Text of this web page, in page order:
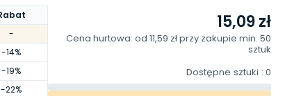
-
-14%
-19%
-22%
15,09 zł
Cena hurtowa: od 11,59 złprzy zakupie min. 50
sztuk
Dostępne sztuki : 0